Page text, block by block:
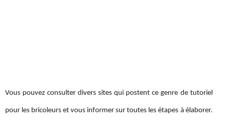
Vous pouvez consulter divers sites qui postent ce genre de tutoriel
pour les bricoleurs et vous informer sur toutes les étapes à élaborer.